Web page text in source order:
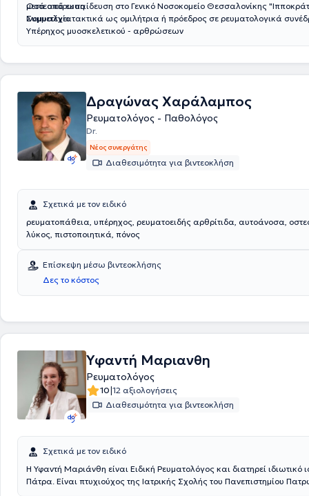
μετά από εκπαίδευση στο Γενικό Νοσοκομείο Θεσσαλονίκης
Συμμετέχει τακτικά ως ομιλήτρια ή πρόεδρος σε ρευματολογικά
Οστεοπόρωση
Ινομυαλγία
Υπέρηχος μυοσκελετικού - αρθρώσεων
Δραγώνας Χαράλαμπος
Ρευματολόγος - Παθολόγος
Dr.
Νέος συνεργάτης
Διαθεσιμότητα για βιντεοκλήση
Σχετικά με τον ειδικό
ρευματοπάθεια, υπέρηχος, ρευματοειδής αρθρίτιδα, αυτοάνοσα,
λύκος, πιστοποιητικά, πόνος
Επίσκεψη μέσω βιντεοκλήσης
Δες το κόστος
Υφαντή Μαριανθη
Ρευματολόγος
10|12 αξιολογήσεις
Διαθεσιμότητα για βιντεοκλήση
Σχετικά με τον ειδικό
Η Υφαντή Μαριάνθη είναι Ειδική Ρευματολόγος και διατηρεί ιδιωτικό
Πάτρα. Είναι πτυχιούχος της Ιατρικής Σχολής του Πανεπιστημίου